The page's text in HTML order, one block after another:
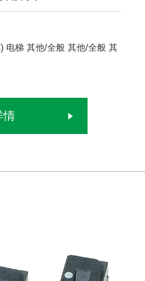
电梯 其他/全般 其他/全般 其
情